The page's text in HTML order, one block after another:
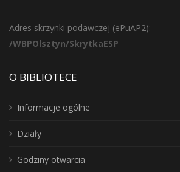
Adres skrzynki podawczej (ePuAP2):
/WBPOlsztyn/SkrytkaESP
O BIBLIOTECE
Informacje ogólne
Działy
Godziny otwarcia